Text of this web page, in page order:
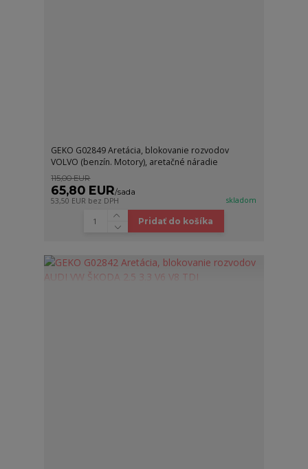
GEKO G02849 Aretácia, blokovanie rozvodov
VOLVO (benzín. Motory), aretačné náradie
115,00 EUR
65,80 EUR/sada
53,50 EUR bez DPH skladom
Pridať do košíka